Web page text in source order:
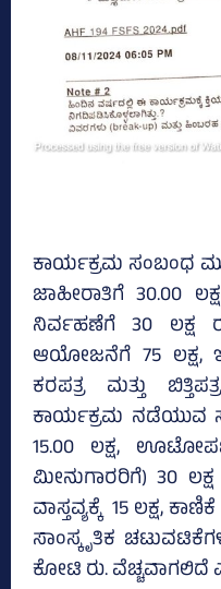
ಕಾರ್ಯಕ್ರಮ ಸಂಬಂಧ
ಜಾಹೀರಾತಿಗೆ 30.00
ನಿರ್ವಹಣೆಗೆ 30 ಲಕ್ಷ
ಆಯೋಜನೆಗೆ 75
ಕರಪತ್ರ ಮತ್ತು
ಕಾರ್ಯಕ್ರಮ ನಡೆಯುವ
15.00 ಲಕ್ಷ,
ಮೀನುಗಾರರಿಗೆ) 30 ಲಕ್ಷ
ವಾಸ್ತವ್ಯಕ್ಕೆ 15 ಲಕ್ಷ,
ಸಾಂಸ್ಕೃತಿಕ
ಕೋಟಿ ರು. ವೆಚ್ಚವಾಗಲಿದೆ